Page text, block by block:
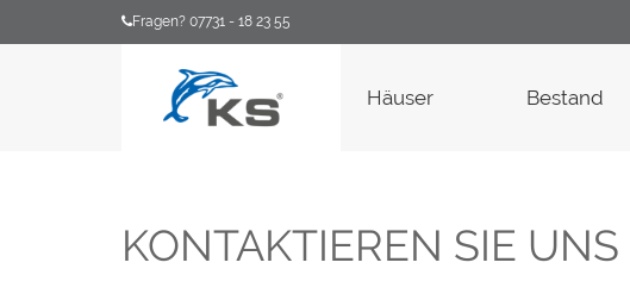
Fragen? 07731 - 18 23 55
Häuser Bestand
KONTAKTIEREN SIE UNS